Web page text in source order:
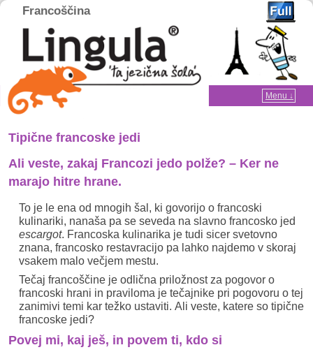
Francoščina
Home
Menu ↓
Skip to primary content
Skip to secondary content
Tipične francoske jedi
Ali veste, zakaj Francozi jedo polže? – Ker ne
marajo hitre hrane.
To je le ena od mnogih šal, ki govorijo o francoski
kulinariki, nanaša pa se seveda na slavno francosko jed
escargot. Francoska kulinarika je tudi sicer svetovno
znana, francosko restavracijo pa lahko najdemo v skoraj
vsakem malo večjem mestu.
Tečaj francoščine je odlična priložnost za pogovor o
francoski hrani in praviloma je tečajnike pri pogovoru o tej
zanimivi temi kar težko ustaviti. Ali veste, katere so tipične
francoske jedi?
Povej mi, kaj ješ, in povem ti, kdo si